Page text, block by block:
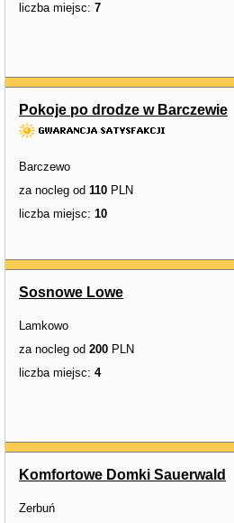
liczba miejsc: 7
Pokoje po drodze w Barczewie
Barczewo
za nocleg od 110 PLN
liczba miejsc: 10
Sosnowe Lowe
Lamkowo
za nocleg od 200 PLN
liczba miejsc: 4
Komfortowe Domki Sauerwald
Zerbuń